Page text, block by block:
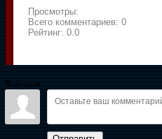
Просмотры:
Всего комментариев: 0
Рейтинг: 0.0
Войдите: